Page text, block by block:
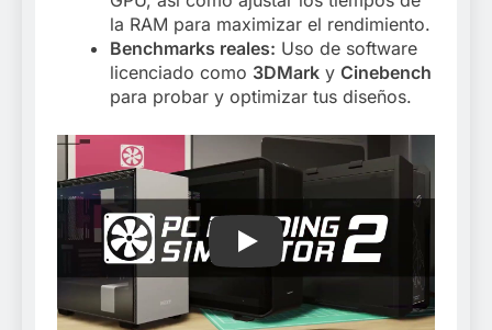
la RAM para maximizar el rendimiento.
Benchmarks reales: Uso de software
licenciado como 3DMark y Cinebench
para probar y optimizar tus diseños.
Play